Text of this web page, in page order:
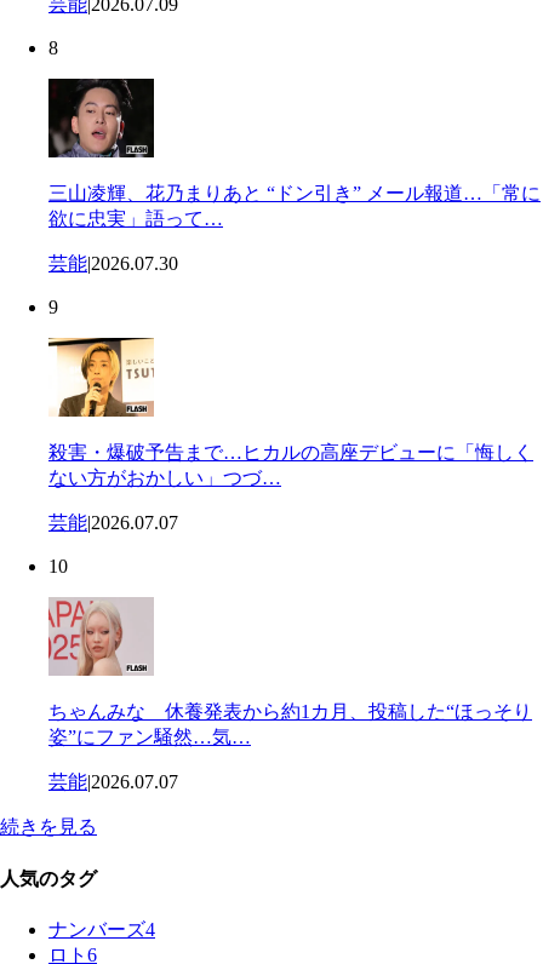
芸能|2026.07.09
8
三山凌輝、花乃まりあと “ドン引き” メール報道…「常に
欲に忠実」語って…
芸能|2026.07.30
9
殺害・爆破予告まで…ヒカルの高座デビューに「悔しく
ない方がおかしい」つづ…
芸能|2026.07.07
10
ちゃんみな 休養発表から約1カ月、投稿した“ほっそり
姿”にファン騒然…気…
芸能|2026.07.07
続きを見る
人気のタグ
ナンバーズ4
ロト6